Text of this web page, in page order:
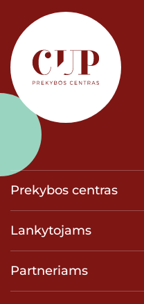
Prekybos centras
Lankytojams
Partneriams